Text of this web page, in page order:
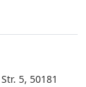
5, 50181